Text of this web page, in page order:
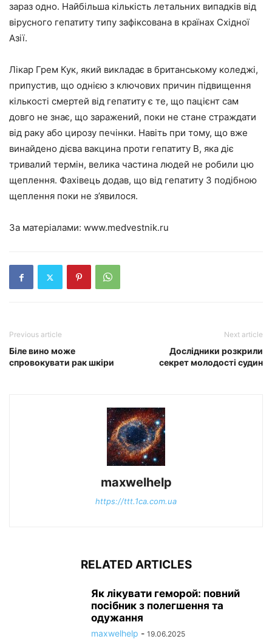
зараз одно. Найбільша кількість летальних випадків від
вірусного гепатиту типу зафіксована в країнах Східної
Азії.
Лікар Грем Кук, який викладає в британському коледжі,
припустив, що однією з ключових причин підвищення
кількості смертей від гепатиту є те, що пацієнт сам
довго не знає, що заражений, поки не стане страждати
від раку або цирозу печінки. Навіть при тому, що вже
винайдено дієва вакцина проти гепатиту В, яка діє
тривалий термін, велика частина людей не робили цю
щеплення. Фахівець додав, що від гепатиту З подібною
щеплення поки не з’явилося.
За матеріалами: www.medvestnik.ru
Previous article
Біле вино може
спровокувати рак шкіри
Next article
Дослідники розкрили
секрет молодості судин
maxwelhelp
https://ttt.1ca.com.ua
RELATED ARTICLES
Як лікувати геморой: повний
посібник з полегшення та
одужання
maxwelhelp - 19.06.2025